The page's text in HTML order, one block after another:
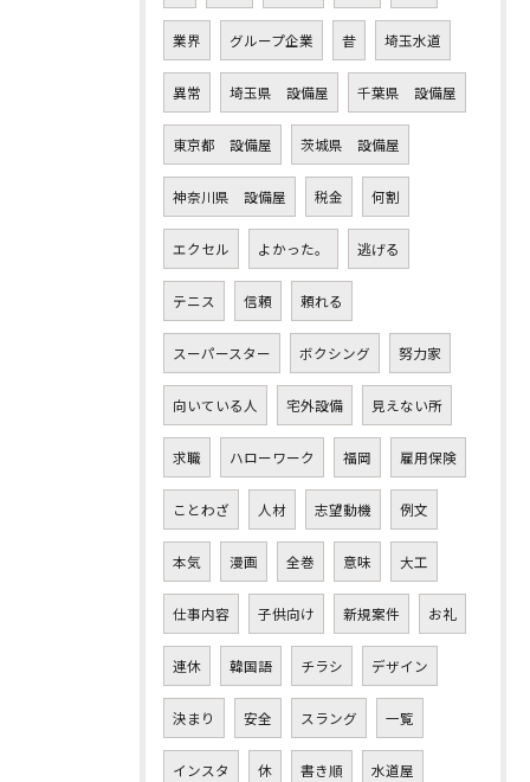
業界 グループ企業 昔 埼玉水道
異常 埼玉県 設備屋 千葉県 設備屋
東京都 設備屋 茨城県 設備屋
神奈川県 設備屋 税金 何割
エクセル よかった。 逃げる
テニス 信頼 頼れる
スーパースター ボクシング 努力家
向いている人 宅外設備 見えない所
求職 ハローワーク 福岡 雇用保険
ことわざ 人材 志望動機 例文
本気 漫画 全巻 意味 大工
仕事内容 子供向け 新規案件 お礼
連休 韓国語 チラシ デザイン
決まり 安全 スラング 一覧
インスタ 休 書き順 水道屋